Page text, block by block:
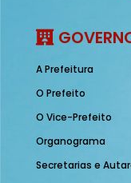
A Prefeitura
O Prefeito
O Vice-Prefeito
Organograma
Secretarias e